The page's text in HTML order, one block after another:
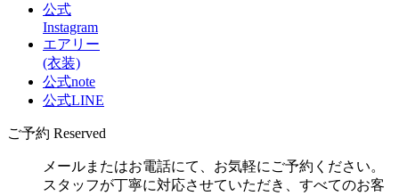
公式
Instagram
エアリー
(衣装)
公式note
公式LINE
ご予約 Reserved
メールまたはお電話にて、お気軽にご予約ください。
スタッフが丁寧に対応させていただき、すべてのお客